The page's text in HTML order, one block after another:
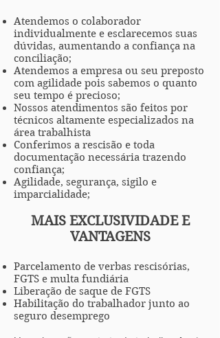
Atendemos o colaborador
individualmente e esclarecemos suas
dúvidas, aumentando a confiança na
conciliação;
Atendemos a empresa ou seu preposto
com agilidade pois sabemos o quanto
seu tempo é precioso;
Nossos atendimentos são feitos por
técnicos altamente especializados na
área trabalhista
Conferimos a rescisão e toda
documentação necessária trazendo
confiança;
Agilidade, segurança, sigilo e
imparcialidade;
MAIS EXCLUSIVIDADE E
VANTAGENS
Parcelamento de verbas rescisórias,
FGTS e multa fundiária
Liberação de saque de FGTS
Habilitação do trabalhador junto ao
seguro desemprego